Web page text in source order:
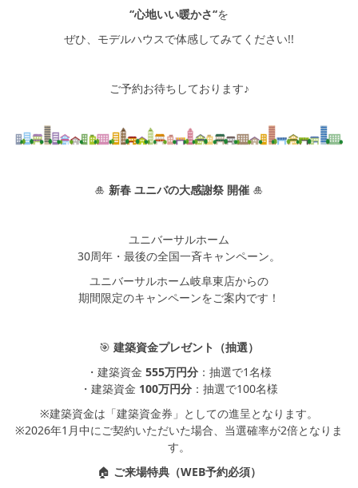
‘‘心地いい暖かさ‘‘を
ぜひ、モデルハウスで体感してみてください!!
ご予約お待ちしております♪
🎍 新春 ユニバの大感謝祭 開催 🎍
ユニバーサルホーム
30周年・最後の全国一斉キャンペーン。
ユニバーサルホーム岐阜東店からの
期間限定のキャンペーンをご案内です！
🎯 建築資金プレゼント（抽選）
・建築資金 555万円分 ：抽選で1名様
・建築資金 100万円分 ：抽選で100名様
※建築資金は「建築資金券」としての進呈となります。
※2026年1月中にご契約いただいた場合、当選確率が2倍となりま
す。
🏠 ご来場特典（WEB予約必須）